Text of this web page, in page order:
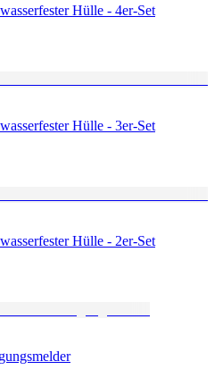
Hülle - 4er-Set
Hülle - 3er-Set
Hülle - 2er-Set